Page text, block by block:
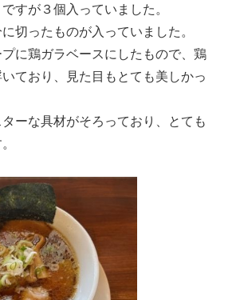
すが３個入っていました。
切ったものが入っていました。
に鶏ガラベースにしたもので、鶏
ており、見た目もとても美しかっ
ーな具材がそろっており、とても